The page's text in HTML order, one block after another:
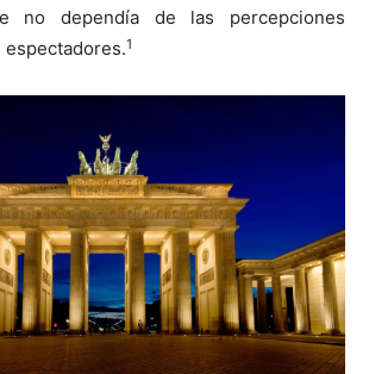
no dependía de las percepciones
1